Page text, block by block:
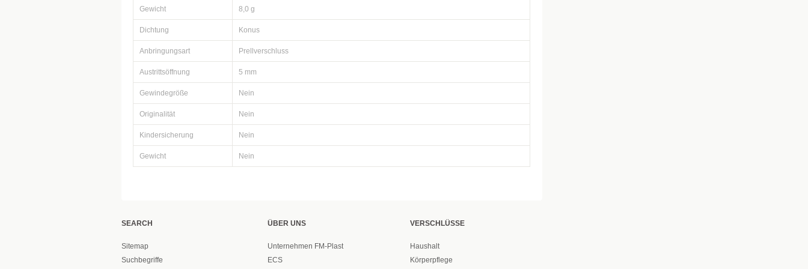
Gewicht 8,0 g
Dichtung Konus
Anbringungsart Prellverschluss
Austrittsöffnung 5 mm
Gewindegröße Nein
Originalität Nein
Kindersicherung Nein
Gewicht Nein
SEARCH
Sitemap
Suchbegriffe
ÜBER UNS
Unternehmen FM-Plast
ECS
VERSCHLÜSSE
Haushalt
Körperpflege